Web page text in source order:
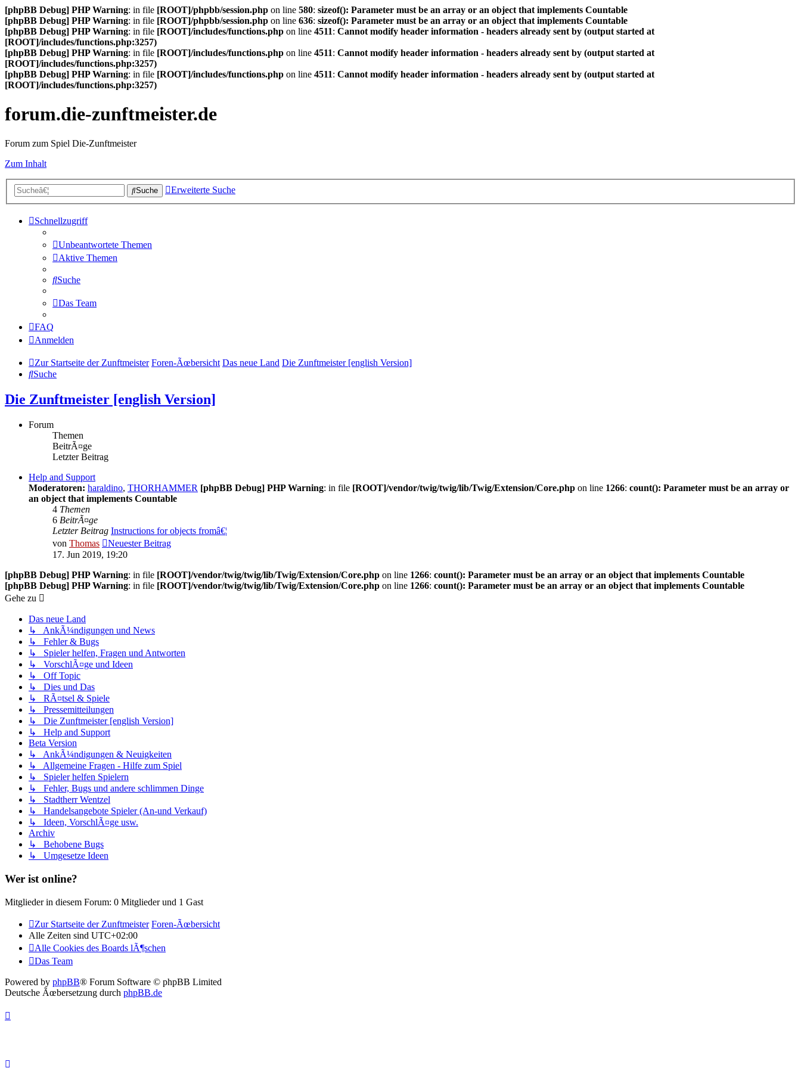
[phpBB Debug] PHP Warning: in file [ROOT]/phpbb/session.php on line 580: sizeof(): Parameter must be an array or an object that implements Countable
[phpBB Debug] PHP Warning: in file [ROOT]/phpbb/session.php on line 636: sizeof(): Parameter must be an array or an object that implements Countable
[phpBB Debug] PHP Warning: in file [ROOT]/includes/functions.php on line 4511: Cannot modify header information - headers already sent by (output started at
[ROOT]/includes/functions.php:3257)
[phpBB Debug] PHP Warning: in file [ROOT]/includes/functions.php on line 4511: Cannot modify header information - headers already sent by (output started at
[ROOT]/includes/functions.php:3257)
[phpBB Debug] PHP Warning: in file [ROOT]/includes/functions.php on line 4511: Cannot modify header information - headers already sent by (output started at
[ROOT]/includes/functions.php:3257)
forum.die-zunftmeister.de
Forum zum Spiel Die-Zunftmeister
Zum Inhalt
Suche Erweiterte Suche
Schnellzugriff
Unbeantwortete Themen
Aktive Themen
Suche
Das Team
FAQ
Anmelden
Zur Startseite der Zunftmeister Foren-Ãœbersicht Das neue Land Die Zunftmeister [english Version]
Suche
Die Zunftmeister [english Version]
Forum
Themen
BeitrÃ¤ge
Letzter Beitrag
Help and Support
Moderatoren: haraldino, THORHAMMER [phpBB Debug] PHP Warning: in file [ROOT]/vendor/twig/twig/lib/Twig/Extension/Core.php on line 1266: count(): Parameter must be an array or
an object that implements Countable
4 Themen
6 BeitrÃ¤ge
Letzter Beitrag Instructions for objects fromâ€¦
von Thomas
Neuester Beitrag
17. Jun 2019, 19:20
[phpBB Debug] PHP Warning: in file [ROOT]/vendor/twig/twig/lib/Twig/Extension/Core.php on line 1266: count(): Parameter must be an array or an object that implements Countable
[phpBB Debug] PHP Warning: in file [ROOT]/vendor/twig/twig/lib/Twig/Extension/Core.php on line 1266: count(): Parameter must be an array or an object that implements Countable
Gehe zu
Das neue Land
↳ AnkÃ¼ndigungen und News
↳ Fehler & Bugs
↳ Spieler helfen, Fragen und Antworten
↳ VorschlÃ¤ge und Ideen
↳ Off Topic
↳ Dies und Das
↳ RÃ¤tsel & Spiele
↳ Pressemitteilungen
↳ Die Zunftmeister [english Version]
↳ Help and Support
Beta Version
↳ AnkÃ¼ndigungen & Neuigkeiten
↳ Allgemeine Fragen - Hilfe zum Spiel
↳ Spieler helfen Spielern
↳ Fehler, Bugs und andere schlimmen Dinge
↳ Stadtherr Wentzel
↳ Handelsangebote Spieler (An-und Verkauf)
↳ Ideen, VorschlÃ¤ge usw.
Archiv
↳ Behobene Bugs
↳ Umgesetze Ideen
Wer ist online?
Mitglieder in diesem Forum: 0 Mitglieder und 1 Gast
Zur Startseite der Zunftmeister Foren-Ãœbersicht
Alle Zeiten sind UTC+02:00
Alle Cookies des Boards lÃ¶schen
Das Team
Powered by phpBB® Forum Software © phpBB Limited
Deutsche Ãœbersetzung durch phpBB.de